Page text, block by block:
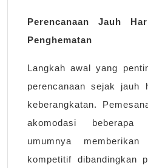
Perencanaan Jauh
Penghematan
Langkah awal yang
perencanaan sejak jauh
keberangkatan.
akomodasi beberapa
umumnya
kompetitif dibandingkan